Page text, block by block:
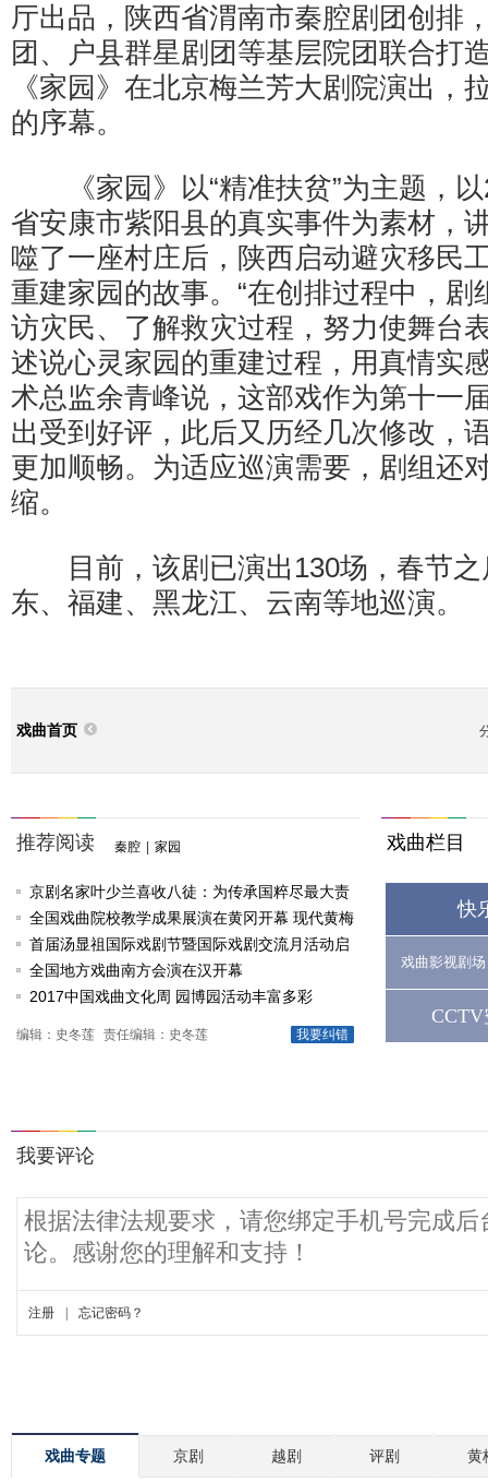
厅出品，陕西省渭南市秦腔剧团创排
团、户县群星剧团等基层院团联合打
《家园》在北京梅兰芳大剧院演出，
的序幕。
《家园》以“精准扶贫”为主题，以
省安康市紫阳县的真实事件为素材，
噬了一座村庄后，陕西启动避灾移民
重建家园的故事。“在创排过程中，剧
访灾民、了解救灾过程，努力使舞台
述说心灵家园的重建过程，用真情实
术总监余青峰说，这部戏作为第十一
出受到好评，此后又历经几次修改，
更加顺畅。为适应巡演需要，剧组还
缩。
目前，该剧已演出130场，春节之
东、福建、黑龙江、云南等地巡演。
戏曲首页
推荐阅读 秦腔 家园
京剧名家叶少兰喜收八徒：为传承国粹尽最大责
任
全国戏曲院校教学成果展演在黄冈开幕 现代黄梅
戏《槐花谣》倾情..
首届汤显祖国际戏剧节暨国际戏剧交流月活动启
动
全国地方戏曲南方会演在汉开幕
2017中国戏曲文化周 园博园活动丰富多彩
我要纠错
编辑：史冬莲 责任编辑：史冬莲
戏曲栏目
快
戏曲影视剧场
戏曲专题 京剧 越剧 评剧 黄